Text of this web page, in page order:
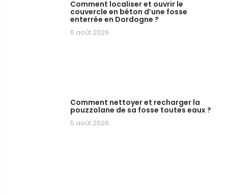
Comment localiser et ouvrir le
couvercle en béton d’une fosse
enterrée en Dordogne ?
6 août 2026
Comment nettoyer et recharger la
pouzzolane de sa fosse toutes eaux ?
5 août 2026